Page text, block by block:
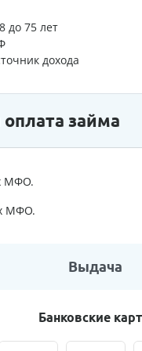
до 75 лет
дохода
займа
МФО.
МФО.
Выдача
Банковские